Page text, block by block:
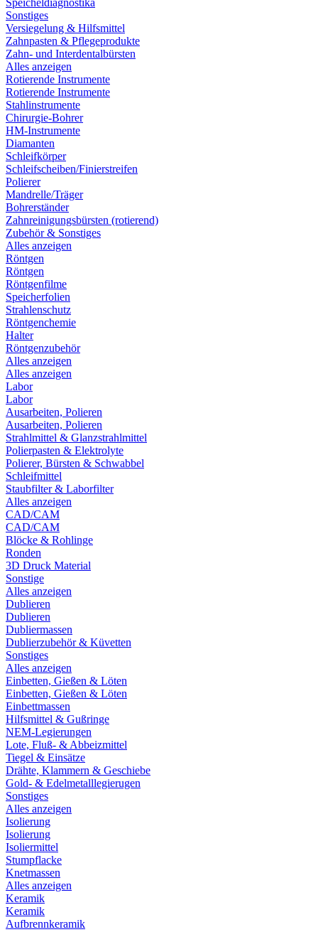
Speicheldiagnostika
Sonstiges
Versiegelung & Hilfsmittel
Zahnpasten & Pflegeprodukte
Zahn- und Interdentalbürsten
Alles anzeigen
Rotierende Instrumente
Rotierende Instrumente
Stahlinstrumente
Chirurgie-Bohrer
HM-Instrumente
Diamanten
Schleifkörper
Schleifscheiben/Finierstreifen
Polierer
Mandrelle/Träger
Bohrerständer
Zahnreinigungsbürsten (rotierend)
Zubehör & Sonstiges
Alles anzeigen
Röntgen
Röntgen
Röntgenfilme
Speicherfolien
Strahlenschutz
Röntgenchemie
Halter
Röntgenzubehör
Alles anzeigen
Alles anzeigen
Labor
Labor
Ausarbeiten, Polieren
Ausarbeiten, Polieren
Strahlmittel & Glanzstrahlmittel
Polierpasten & Elektrolyte
Polierer, Bürsten & Schwabbel
Schleifmittel
Staubfilter & Laborfilter
Alles anzeigen
CAD/CAM
CAD/CAM
Blöcke & Rohlinge
Ronden
3D Druck Material
Sonstige
Alles anzeigen
Dublieren
Dublieren
Dubliermassen
Dublierzubehör & Küvetten
Sonstiges
Alles anzeigen
Einbetten, Gießen & Löten
Einbetten, Gießen & Löten
Einbettmassen
Hilfsmittel & Gußringe
NEM-Legierungen
Lote, Fluß- & Abbeizmittel
Tiegel & Einsätze
Drähte, Klammern & Geschiebe
Gold- & Edelmetalllegierugen
Sonstiges
Alles anzeigen
Isolierung
Isolierung
Isoliermittel
Stumpflacke
Knetmassen
Alles anzeigen
Keramik
Keramik
Aufbrennkeramik